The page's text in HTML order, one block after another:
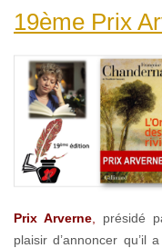
19ème Prix
Prix Arverne,
présidé
plaisir d’annoncer